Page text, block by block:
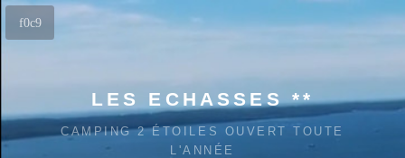
LES ECHASSES **
CAMPING 2 ÉTOILES OUVERT TOUTE
L'ANNÉE